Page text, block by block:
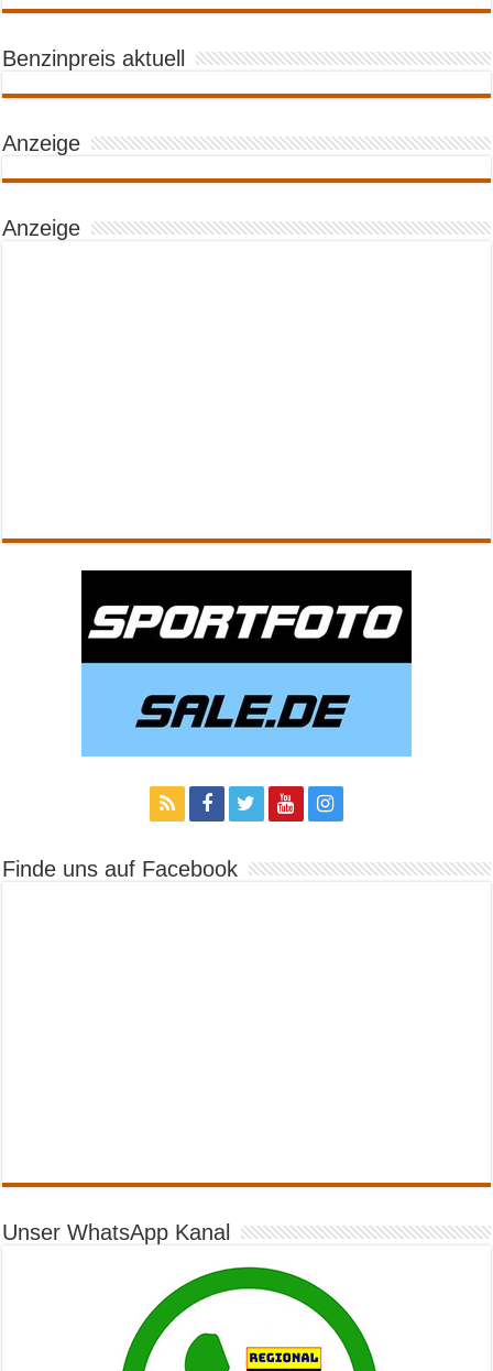
Benzinpreis aktuell
Anzeige
Anzeige
Finde uns auf Facebook
Unser WhatsApp Kanal